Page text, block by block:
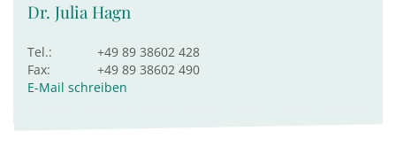
Dr. Julia Hagn
Tel.:
+49 89 38602 428
Fax:
+49 89 38602 490
E-Mail schreiben